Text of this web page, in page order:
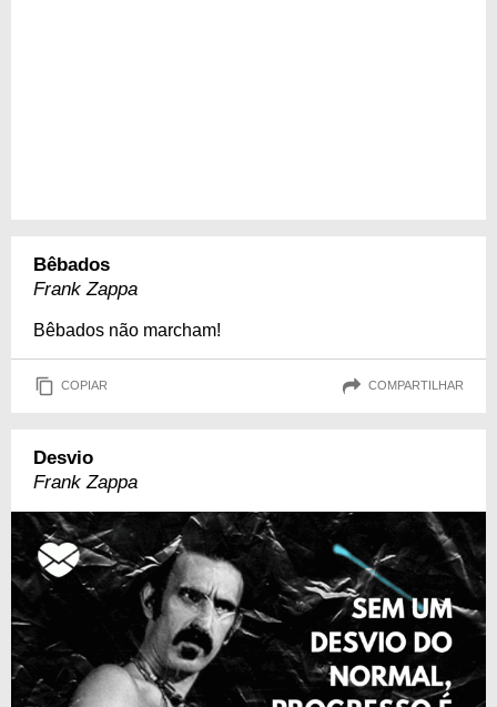
Bêbados
Frank Zappa
Bêbados não marcham!
COPIAR COMPARTILHAR
Desvio
Frank Zappa